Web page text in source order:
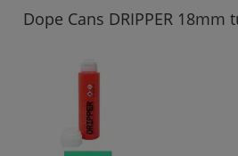
Dope Cans DRIPPER 18mm